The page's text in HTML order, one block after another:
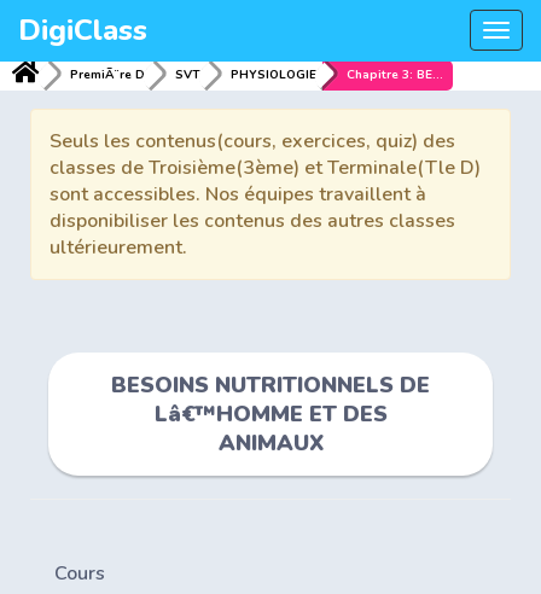
DigiClass
PremiÃ¨re D SVT PHYSIOLOGIE Chapitre 3: BESOINS NUTRITIONNELS DE Lâ€™HOMME ET DES ANIMAUX
Seuls les contenus(cours, exercices, quiz) des
classes de Troisième(3ème) et Terminale(Tle D)
sont accessibles. Nos équipes travaillent à
disponibiliser les contenus des autres classes
ultérieurement.
BESOINS NUTRITIONNELS DE
Lâ€™HOMME ET DES
ANIMAUX
Cours